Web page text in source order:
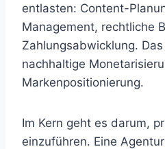
entlasten: Content-
Management, rechtliche
Zahlungsabwicklung.
nachhaltige
Markenpositionierung.
Im Kern geht es darum,
einzuführen. Eine